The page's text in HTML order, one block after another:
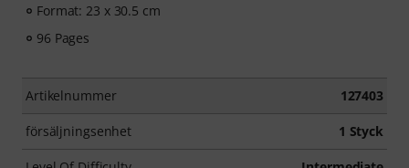
Format: 23 x 30.5 cm
96 Pages
Artikelnummer 127403
försäljningsenhet 1 Styck